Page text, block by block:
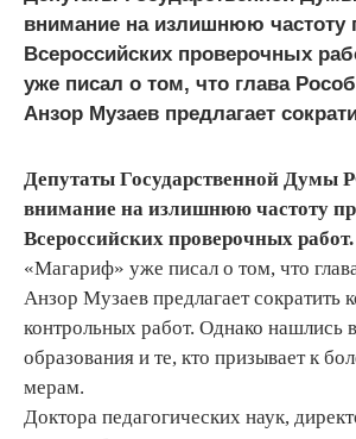
внимание на излишнюю частоту
Всероссийских проверочных
уже писал о том, что глава
Анзор Музаев предлагает
Депутаты Государственной Думы
внимание на излишнюю частоту
Всероссийских проверочных работ.
«Магариф» уже писал о том, что
Анзор Музаев предлагает сократить
контрольных работ. Однако нашлись
образования и те, кто призывает к
мерам.
Доктора педагогических наук,